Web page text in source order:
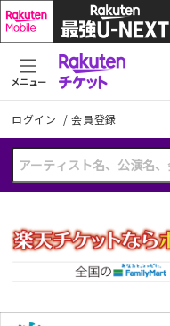
ログイン /会員登録
メニュー